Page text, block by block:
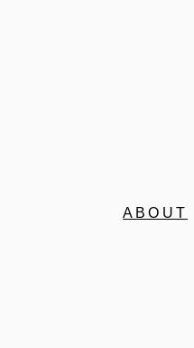
ABOUT